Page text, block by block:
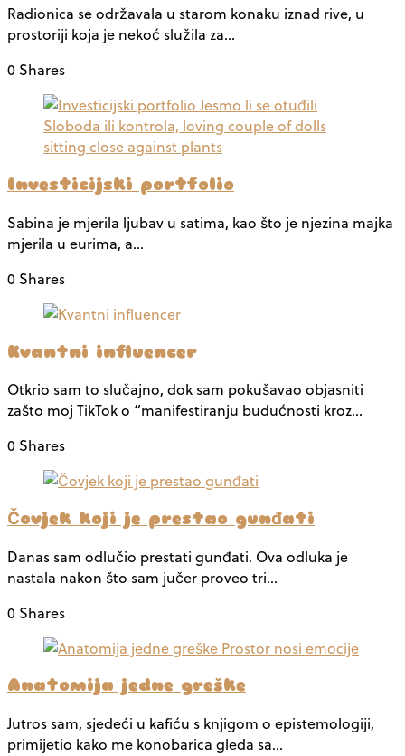
Radionica se održavala u starom konaku iznad rive, u
prostoriji koja je nekoć služila za…
0 Shares
Investicijski portfolio
Sabina je mjerila ljubav u satima, kao što je njezina majka
mjerila u eurima, a…
0 Shares
Kvantni influencer
Otkrio sam to slučajno, dok sam pokušavao objasniti
zašto moj TikTok o “manifestiranju budućnosti kroz…
0 Shares
Čovjek koji je prestao gunđati
Danas sam odlučio prestati gunđati. Ova odluka je
nastala nakon što sam jučer proveo tri…
0 Shares
Anatomija jedne greške
Jutros sam, sjedeći u kafiću s knjigom o epistemologiji,
primijetio kako me konobarica gleda sa…